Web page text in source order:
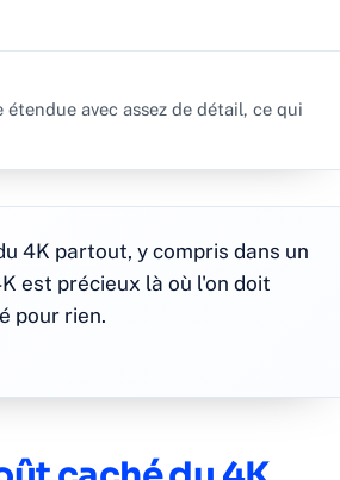
avec assez de détail, ce qui
4K partout, y compris dans un
est précieux là où l'on doit
pour rien.